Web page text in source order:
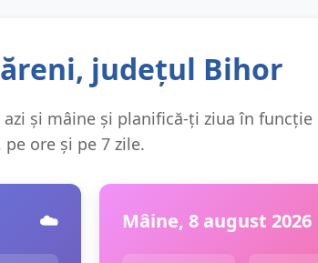
județul Bihor
și mâine și planifică-ți ziua în funcție
ore și pe 7 zile.
☁️ Mâine, 8 august 2026